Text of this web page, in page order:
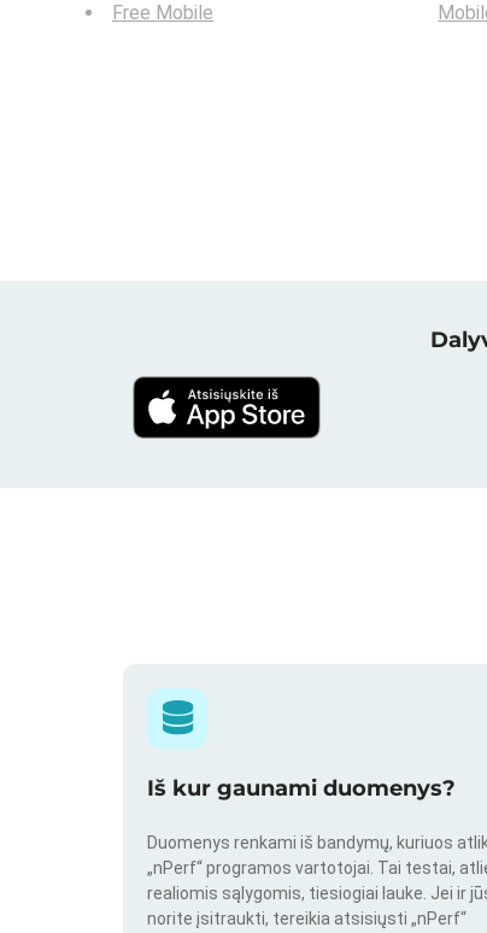
Free Mobile
Iš kur gaunami duomenys?
Duomenys renkami iš bandymų, kuriuos
„nPerf“ programos vartotojai. Tai testai,
realiomis sąlygomis, tiesiogiai lauke. Jei ir
norite įsitraukti, tereikia atsisiųsti „nPerf“